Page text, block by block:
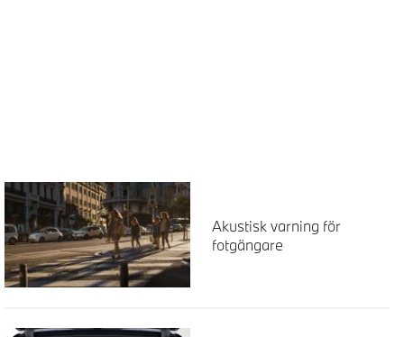
Akustisk varning för
fotgängare